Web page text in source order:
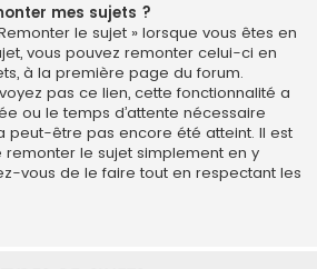
mes sujets ?
le sujet » lorsque vous êtes en
vous pouvez remonter celui-ci en
à la première page du forum.
pas ce lien, cette fonctionnalité a
ou le temps d’attente nécessaire
peut-être pas encore été atteint. Il est
le sujet simplement en y
vous de le faire tout en respectant les